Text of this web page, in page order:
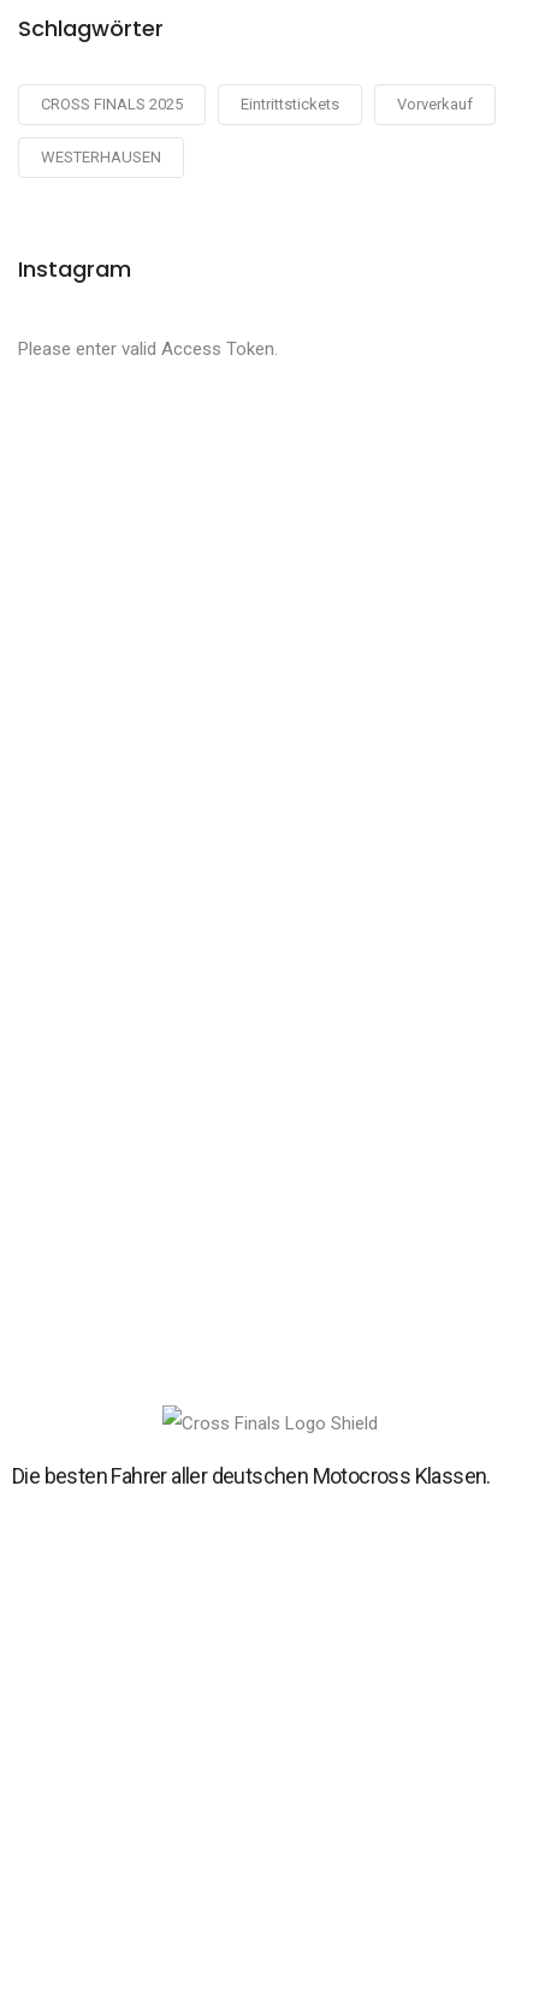
Schlagwörter
CROSS FINALS 2025 Eintrittstickets Vorverkauf
WESTERHAUSEN
Instagram
Please enter valid Access Token.
Die besten Fahrer aller deutschen Motocross Klassen.